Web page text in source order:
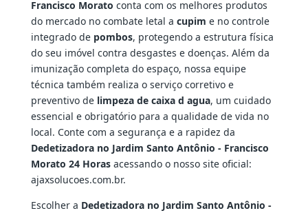
Francisco Morato conta com os melhores produtos
do mercado no combate letal a cupim e no controle
integrado de pombos, protegendo a estrutura física
do seu imóvel contra desgastes e doenças. Além da
imunização completa do espaço, nossa equipe
técnica também realiza o serviço corretivo e
preventivo de limpeza de caixa d agua, um cuidado
essencial e obrigatório para a qualidade de vida no
local. Conte com a segurança e a rapidez da
Dedetizadora no Jardim Santo Antônio - Francisco
Morato 24 Horasacessando o nosso site oficial:
ajaxsolucoes.com.br.
Escolher a Dedetizadora no Jardim Santo Antônio -